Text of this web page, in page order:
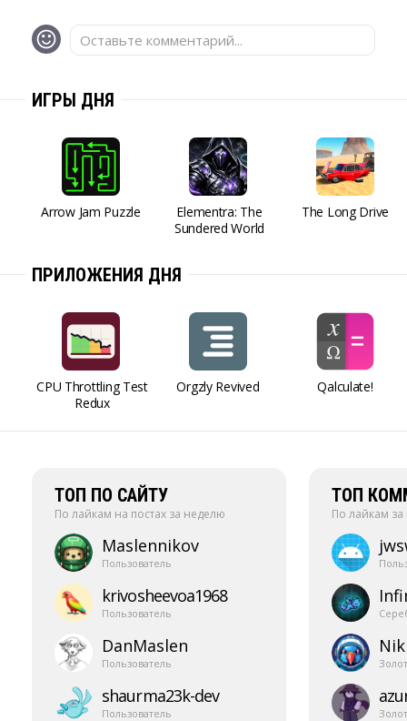
Оставьте комментарий...
ИГРЫ ДНЯ
Arrow Jam Puzzle
Elementra: The
Sundered World
The Long Drive
ПРИЛОЖЕНИЯ ДНЯ
CPU Throttling Test
Redux
Orgzly Revived Qalculate!
ТОП ПО САЙТУ
По лайкам на постах за неделю
Maslennikov
Пользователь
krivosheevoa1968
Пользователь
DanMaslen
Пользователь
shaurma23k-​dev
Пользователь
ТОП
По лайкам